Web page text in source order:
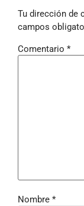
Tu dirección de
campos
Comentario *
Nombre *